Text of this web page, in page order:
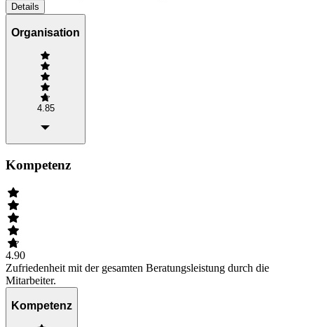
Details
Organisation
4.85
Kompetenz
4.90
Zufriedenheit mit der gesamten Beratungsleistung durch die
Mitarbeiter.
Kompetenz